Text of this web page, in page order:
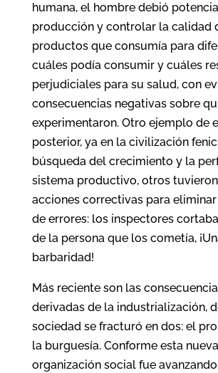
humana, el hombre debió
producción y controlar la calidad
productos que consumía para
cuáles podía consumir y cuáles
perjudiciales para su salud, con
consecuencias negativas sobre
experimentaron. Otro ejemplo de
posterior, ya en la civilización
búsqueda del crecimiento y la
sistema productivo, otros
acciones correctivas para
de errores: los inspectores
de la persona que los cometía,
barbaridad!
Más reciente son las
derivadas de la industrialización,
sociedad se fracturó en dos: el
la burguesía. Conforme esta nueva
organización social fue